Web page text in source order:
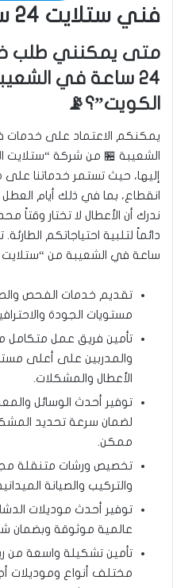
فني ستلايت ٢٤ ساعة في الشعيبة
متى يمكنني طلب
٢٤ ساعة في
الكويت”؟📡
الشعيبة 🏪 من شركة
إليها، حيث تستمر خدماتنا على
انقطاع، بما في ذلك أيام العطل
ندرك أن الأعطال لا تختار وقتاً
ساعة في الشعيبة من “ستلايت
تقديم خدمات الفحص
مستويات الجودة
تأمين فريق عمل متكامل
والمدربين على أعلى
الأعطال والمشكلات.
توفير أحدث الوسائل
لضمان سرعة تحديد
ممكن.
تخصيص ورشات متنقلة
والتركيب والصيانة
توفير أحدث موديلات
عالمية موثوقة وبضمان
تأمين تشكيلة واسعة من
مختلف أنواع وموديلات